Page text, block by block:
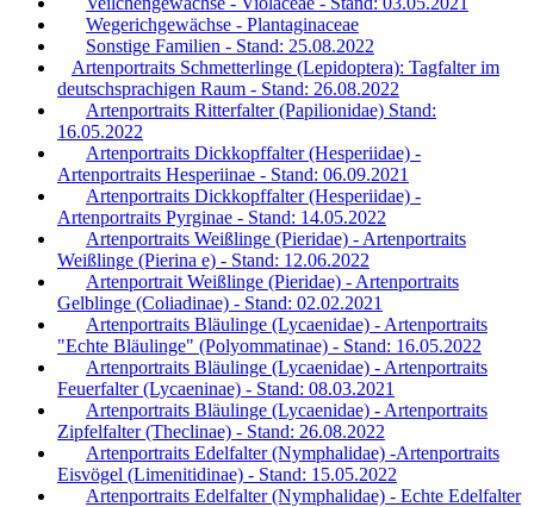
Wegerichgewächse - Plantaginaceae
Sonstige Familien - Stand: 25.08.2022
Artenportraits Schmetterlinge (Lepidoptera): Tagfalter im
deutschsprachigen Raum - Stand: 26.08.2022
Artenportraits Ritterfalter (Papilionidae) Stand:
16.05.2022
Artenportraits Dickkopffalter (Hesperiidae) -
Artenportraits Hesperiinae - Stand: 06.09.2021
Artenportraits Dickkopffalter (Hesperiidae) -
Artenportraits Pyrginae - Stand: 14.05.2022
Artenportraits Weißlinge (Pieridae) - Artenportraits
Weißlinge (Pierina e) - Stand: 12.06.2022
Artenportrait Weißlinge (Pieridae) - Artenportraits
Gelblinge (Coliadinae) - Stand: 02.02.2021
Artenportraits Bläulinge (Lycaenidae) - Artenportraits
"Echte Bläulinge" (Polyommatinae) - Stand: 16.05.2022
Artenportraits Bläulinge (Lycaenidae) - Artenportraits
Feuerfalter (Lycaeninae) - Stand: 08.03.2021
Artenportraits Bläulinge (Lycaenidae) - Artenportraits
Zipfelfalter (Theclinae) - Stand: 26.08.2022
Artenportraits Edelfalter (Nymphalidae) -Artenportraits
Eisvögel (Limenitidinae) - Stand: 15.05.2022
Artenportraits Edelfalter (Nymphalidae) - Echte Edelfalter